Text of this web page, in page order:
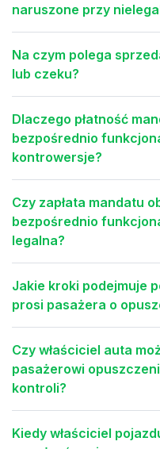
naruszone przy
Na czym polega
lub czeku?
Dlaczego płatność
bezpośrednio
kontrowersje?
Czy zapłata mandatu
bezpośrednio
legalna?
Jakie kroki podejmuje
prosi pasażera o
Czy właściciel auta
pasażerowi
kontroli?
Kiedy właściciel